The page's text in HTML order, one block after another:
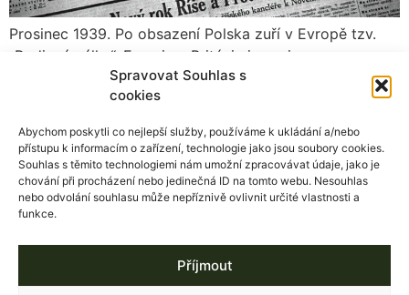
Spravovat Souhlas s
cookies
Abychom poskytli co nejlepší služby, používáme k ukládání a/nebo
přístupu k informacím o zařízení, technologie jako jsou soubory cookies.
Souhlas s těmito technologiemi nám umožní zpracovávat údaje, jako je
chování při procházení nebo jedinečná ID na tomto webu. Nesouhlas
nebo odvolání souhlasu může nepříznivě ovlivnit určité vlastnosti a
funkce.
Příjmout
Prosinec 1939. Po obsazení Polska zuří v Evropě tzv.
„Podivná válka“, Francie a Británie jsou sice s
Německem ve válečném stavu, boje však ještě
© Stanislav Čihák
fotografie jsou autorským
nekomerční účely s uvedením
stanislav.cihak@gmail.com